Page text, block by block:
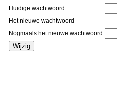
Huidige wachtwoord
Het nieuwe wachtwoord
Nogmaals het nieuwe wachtwoord